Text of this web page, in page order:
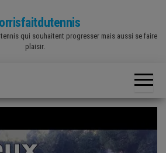
qui souhaitent progresser mais aussi se faire
plaisir.